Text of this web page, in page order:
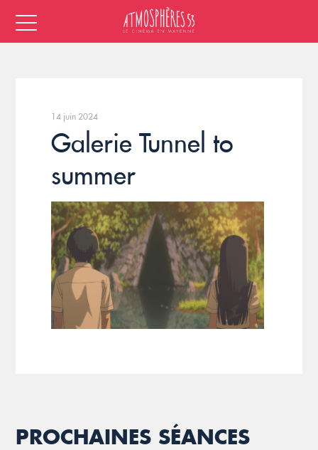
14 juin 2024
Galerie Tunnel to
summer
PROCHAINES SÉANCES